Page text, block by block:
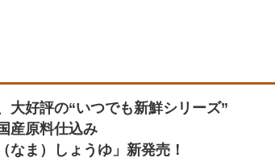
大好評の“いつでも新鮮シリーズ”
産原料仕込み
ま）しょうゆ」新発売！